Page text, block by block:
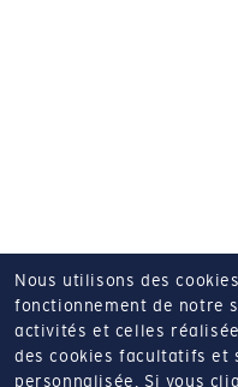
Nous utilisons des
fonctionnement de notre
activités et celles
des cookies facultatifs et
personnalisée.
Si vous